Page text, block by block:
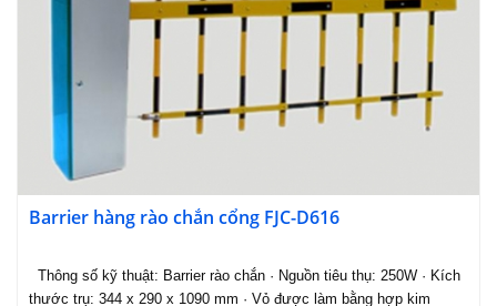
Barrier hàng rào chắn cổng FJC-D616
Thông số kỹ thuật: Barrier rào chắn · Nguồn tiêu thụ: 250W · Kích
thước trụ: 344 x 290 x 1090 mm · Vỏ được làm bằng hợp kim